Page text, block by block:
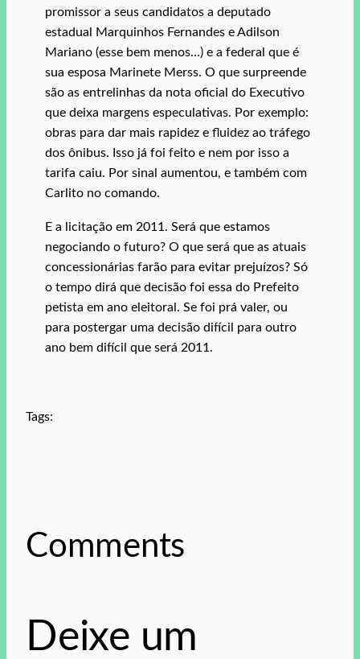
promissor a seus candidatos a deputado
estadual Marquinhos Fernandes e Adilson
Mariano (esse bem menos…) e a federal que é
sua esposa Marinete Merss. O que surpreende
são as entrelinhas da nota oficial do Executivo
que deixa margens especulativas. Por exemplo:
obras para dar mais rapidez e fluidez ao tráfego
dos ônibus. Isso já foi feito e nem por isso a
tarifa caiu. Por sinal aumentou, e também com
Carlito no comando.
E a licitação em 2011. Será que estamos
negociando o futuro? O que será que as atuais
concessionárias farão para evitar prejuízos? Só
o tempo dirá que decisão foi essa do Prefeito
petista em ano eleitoral. Se foi prá valer, ou
para postergar uma decisão difícil para outro
ano bem difícil que será 2011.
Tags:
Comments
Deixe um